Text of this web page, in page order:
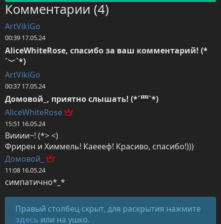
Комментарии (4)
ArtVikiGo
00:39 17.05.24
AliceWhiteRose, спасибо за ваш комментарий! (*
´﹀`*)
ArtVikiGo
00:37 17.05.24
Домовой_, приятно слышать! (*´罒`*)
AliceWhiteRose
15:51 16.05.24
Вииии~! (*> <)
Фрирен и Химмель! Каеееф! Красиво, спасибо!)))
Домовой_
11:08 16.05.24
симпатично*_*
Правый столбец скрыт, для раскрытия нажмите
здесь или на ушко.